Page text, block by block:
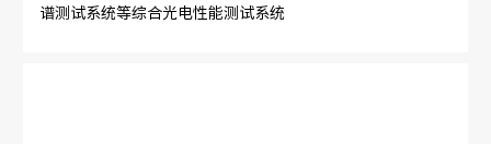
谱测试系统等综合光电性能测试系统